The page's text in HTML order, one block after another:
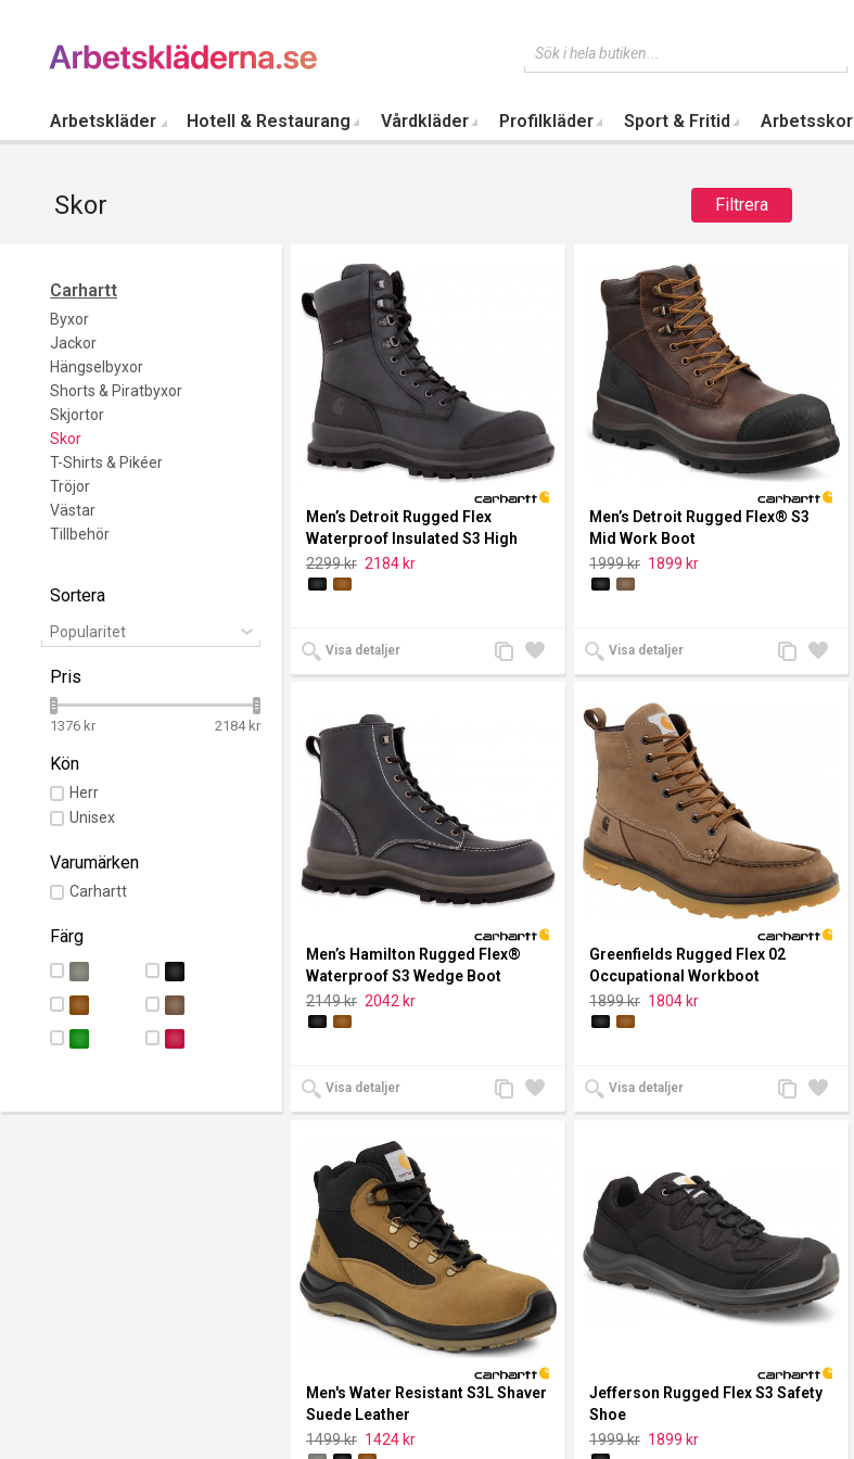
Sök i hela butiken...
Arbetskläder Hotell & Restaurang Vårdkläder Profilkläder Sport & Fritid Arbetsskor
Skor Filtrera
Carhartt
Byxor
Jackor
Hängselbyxor
Shorts & Piratbyxor
Skjortor
Skor
T-Shirts & Pikéer
Tröjor
Västar
Tillbehör
Sortera
Popularitet
Pris
1376 kr 2184 kr
Kön
Herr
Unisex
Varumärken
Carhartt
Färg
Men’s Detroit Rugged Flex
Waterproof Insulated S3 High
Work Boot
2299 kr 2184 kr
Visa detaljer
Lägg
till i
Lägg
till
Men’s Detroit Rugged Flex® S3
Mid Work Boot
1999 kr 1899 kr
Visa detaljer
Lägg
till i
Lägg
till
Men’s Hamilton Rugged Flex®
Waterproof S3 Wedge Boot
2149 kr 2042 kr
Visa detaljer
Lägg
till i
Lägg
till
Greenfields Rugged Flex 02
Occupational Workboot
1899 kr 1804 kr
Visa detaljer
Lägg
till i
Lägg
till
Men′s Water Resistant S3L Shaver
Suede Leather
1499 kr 1424 kr
Jefferson Rugged Flex S3 Safety
Shoe
1999 kr 1899 kr